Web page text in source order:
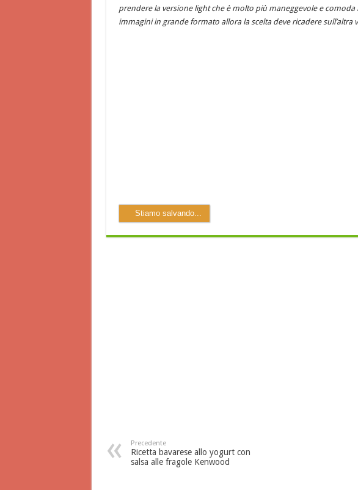
prendere la versione light che è molto più maneggevole e comoda
immagini in grande formato allora la scelta deve ricadere sull’altra
Stiamo salvando...
Precedente
Ricetta bavarese allo yogurt con
salsa alle fragole Kenwood